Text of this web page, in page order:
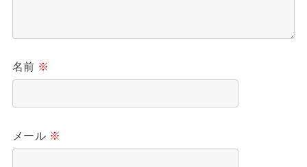
名前 ※
メール ※